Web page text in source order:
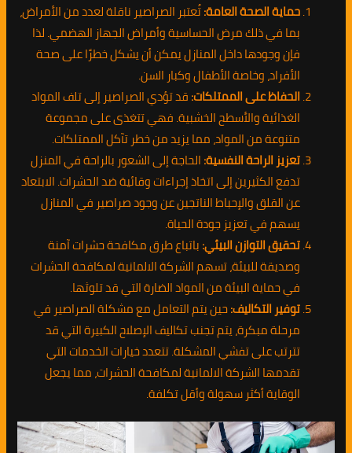
حماية الصحة العامة:تُعتبر الصراصير ناقلة لعدد من الأمراض،
بما في ذلك مرض الحساسية وأمراض الجهاز الهضمي. لذا
فإن وجودها داخل المنازل يمكن أن يشكل خطرًا على صحة
الأفراد، وخاصة الأطفال وكبار السن.
الحفاظ على الممتلكات:قد تؤدي الصراصير إلى تلف المواد
الغذائية والأسطح الخشبية. فهي تتغذى على مجموعة
متنوعة من المواد، مما يزيد من خطر تآكل الممتلكات.
تعزيز الراحة النفسية:الحاجة إلى الشعور بالراحة في المنزل
تدفع الكثيرين إلى اتخاذ إجراءات وقائية ضد الحشرات. الابتعاد
عن القلق والإحباط الناتجين عن وجود صراصير في المنازل
يسهم في تعزيز جودة الحياة.
تحقيق التوازن البيئي:باتباع طرق مكافحة حشرات آمنة
وصديقة للبيئة، تسهم الشركة الالمانية لمكافحة الحشرات
في حماية البيئة من المواد الضارة التي قد تلوثها.
توفير التكاليف:حين يتم التعامل مع مشكلة الصراصير في
مرحلة مبكرة، يتم تجنب تكاليف الإصلاح الكبيرة التي قد
تترتب على تفشي المشكلة. تتعدد خيارات الخدمات التي
تقدمها الشركة الالمانية لمكافحة الحشرات، مما يجعل
الوقاية أكثر سهولة وأقل تكلفة.